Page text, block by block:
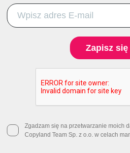
Zapisz się
Zgadzam się na przetwarzanie moich
Copyland Team Sp. z o.o. w celach